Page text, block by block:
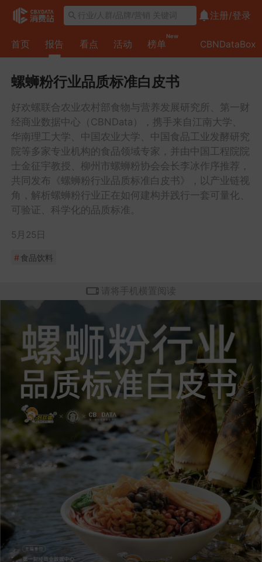
注册/登录
首页 报告 看点 活动 榜单
New
CBNDataBox
螺蛳粉行业品质标准白皮书
好欢螺联合农业农村部食物与营养发展研究所、第一财
经商业数据中心（CBNData），携手来自江南大学、
华南理工大学、中国农业大学、中国食品工业发酵研究
院等多家专业机构的食品领域专家，并由中国工程院院
士金征宇教授、柳州市螺蛳粉协会会长李冰作序推荐，
共同发布《螺蛳粉行业品质标准白皮书》，以产业链视
角，解析螺蛳粉行业正在如何建构并践行一套可量化、
可验证、科学化的品质标准。
5月25日
# 食品饮料
请将手机横置阅读
一
章
第
二
章
第
三
章
第
四
章